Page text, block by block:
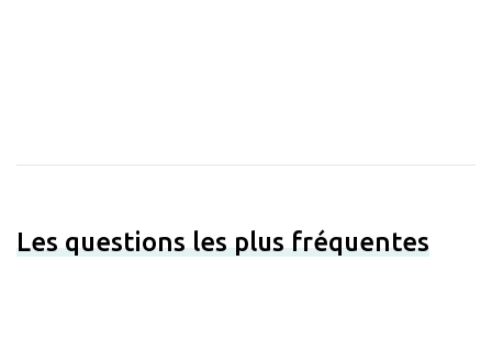
Les questions les plus fréquentes